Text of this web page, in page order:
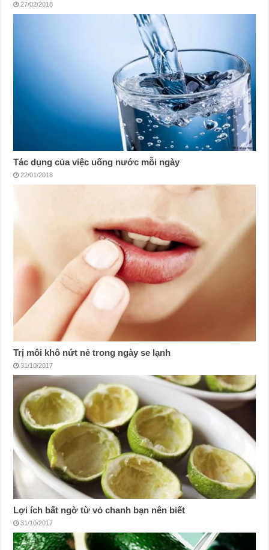
27/02/2018
Tác dụng của việc uống nước mỗi ngày
22/01/2018
Trị môi khô nứt nẻ trong ngày se lạnh
31/10/2017
Lợi ích bất ngờ từ vỏ chanh bạn nên biết
31/10/2017